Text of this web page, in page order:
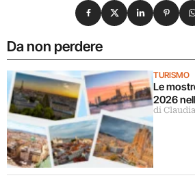
Da non perdere
TURISMO
Le
2026
di
Condividi su Facebook
Condividi su X
Condividi su